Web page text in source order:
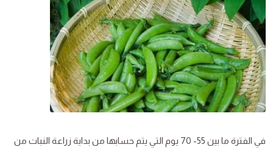
في الفترة ما بين 55- 70 يوم التي يتم حسابها من بداية زراعة النبات من